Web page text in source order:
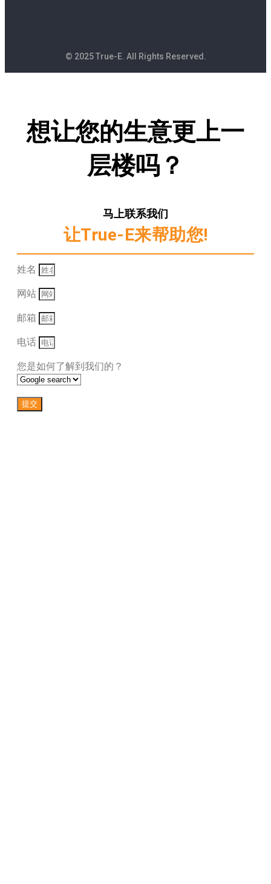
© 2025 True-E. All Rights Reserved.
想让您的生意更上一
层楼吗？
马上联系我们
让True-E来帮助您!
姓名
网站
邮箱
电话
您是如何了解到我们的？
提交